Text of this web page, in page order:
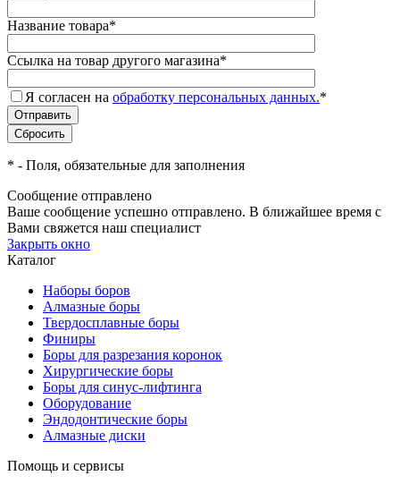
Название товара*
Ссылка на товар другого магазина*
Я согласен на обработку персональных данных.*
* - Поля, обязательные для заполнения
Сообщение отправлено
Ваше сообщение успешно отправлено. В ближайшее время с
Вами свяжется наш специалист
Закрыть окно
Каталог
Наборы боров
Алмазные боры
Твердосплавные боры
Финиры
Боры для разрезания коронок
Хирургические боры
Боры для синус-лифтинга
Оборудование
Эндодонтические боры
Алмазные диски
Помощь и сервисы